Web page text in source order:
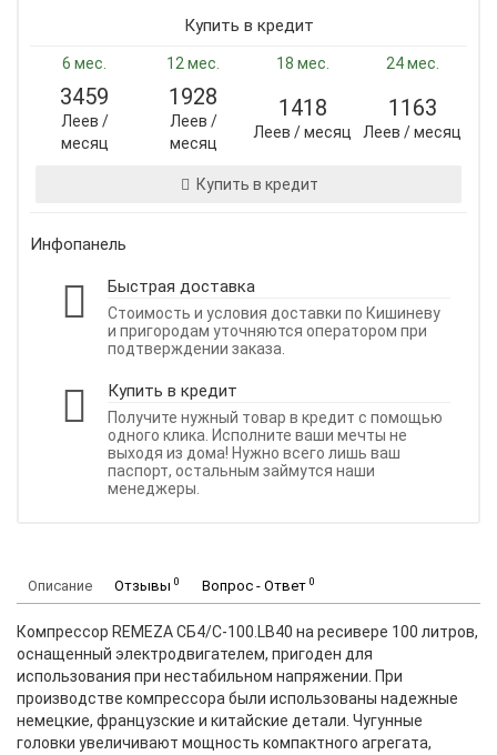
Купить в кредит
6 мес. 12 мес. 18 мес. 24 мес.
3459
Леев /
месяц
1928
Леев /
месяц
1418
Леев / месяц
1163
Леев / месяц
Купить в кредит
Инфопанель
Быстрая доставка
Стоимость и условия доставки по Кишиневу
и пригородам уточняются оператором при
подтверждении заказа.
Купить в кредит
Получите нужный товар в кредит с помощью
одного клика. Исполните ваши мечты не
выходя из дома! Нужно всего лишь ваш
паспорт, остальным займутся наши
менеджеры.
Описание Отзывы 0 Вопрос - Ответ 0
Компрессор REMEZA СБ4/С-100.LB40 на ресивере 100 литров,
оснащенный электродвигателем, пригоден для
использования при нестабильном напряжении. При
производстве компрессора были использованы надежные
немецкие, французские и китайские детали. Чугунные
головки увеличивают мощность компактного агрегата,